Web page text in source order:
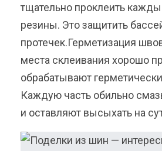
тщательно проклеить
резины. Это защитить
протечек.Герметизация
места склеивания хорошо
обрабатывают
Каждую часть обильно
и оставляют высыхать на